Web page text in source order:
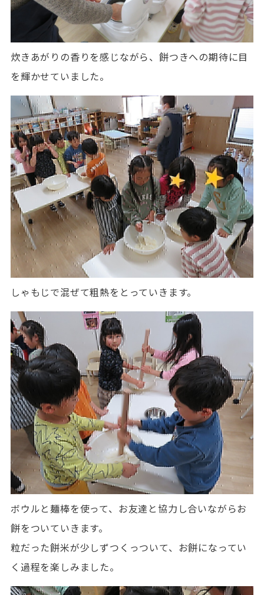
炊きあがりの香りを感じながら、餅つきへの期待に目
を輝かせていました。
しゃもじで混ぜて粗熱をとっていきます。
ボウルと麺棒を使って、お友達と協力し合いながらお
餅をついていきます。
粒だった餅米が少しずつくっついて、お餅になってい
く過程を楽しみました。